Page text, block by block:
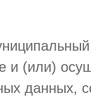
и (или)
данных,